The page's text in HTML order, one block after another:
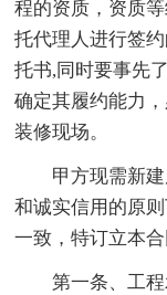
程的资质，资质
托代理人进行签
托书,同时要事先
确定其履约能力
装修现场。
甲方现需新
和诚实信用的原
一致，特订立本合
第一条、工